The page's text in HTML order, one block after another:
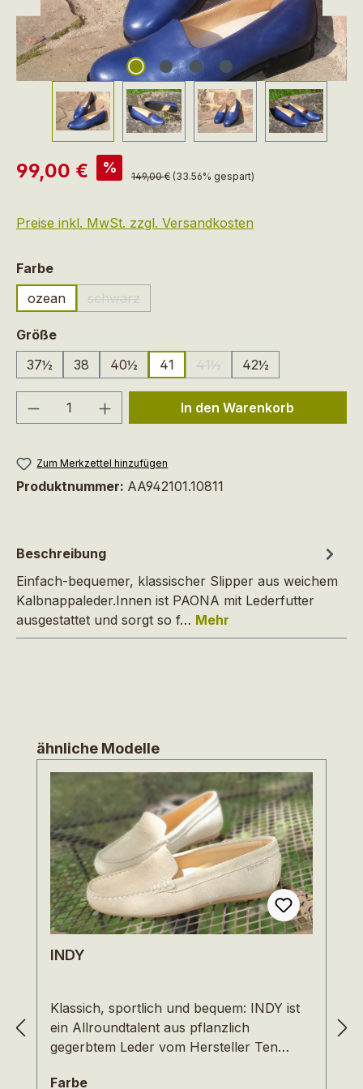
Verkaufspreis:
99,00 € % Regulärer Preis:
149,00 € (33.56% gespart)
Preise inkl. MwSt. zzgl. Versandkosten
Farbeauswählen
ozean
schwarz
(Diese Option ist zurzeit nicht verfügbar.)
Größeauswählen
37½
38 40½ 41 41½
(Diese Option ist zurzeit
42½
Produkt Anzahl: Gib denIn den Warenkorb
Zum Merkzettel hinzufügen
Produktnummer: AA942101.10811
Beschreibung
Einfach-bequemer, klassischer Slipper aus weichem
Kalbnappaleder.Innen ist PAONA mit Lederfutter
ausgestattet und sorgt so f… Mehr
Produktgalerie überspringen
ähnliche Modelle
INDY
Klassich, sportlich und bequem: INDY ist
ein Allroundtalent aus pflanzlich
gegerbtem Leder vom Hersteller Ten
Schuhschrank. INDY ist super weich, lässt
Farbeauswählen